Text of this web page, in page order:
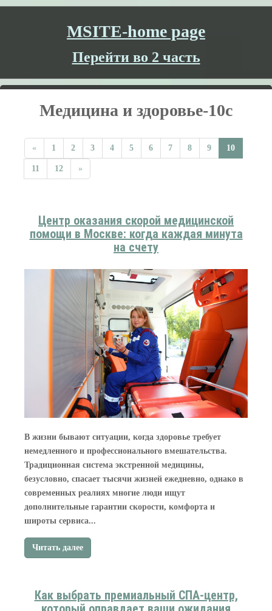
MSITE-home page
Перейти во 2 часть
Медицина и здоровье-10c
« 1 2 3 4 5 6 7 8 9 10
11 12 »
Центр оказания скорой медицинской
помощи в Москве: когда каждая минута
на счету
В жизни бывают ситуации, когда здоровье требует
немедленного и профессионального вмешательства.
Традиционная система экстренной медицины,
безусловно, спасает тысячи жизней ежедневно, однако в
современных реалиях многие люди ищут
дополнительные гарантии скорости, комфорта и
широты сервиса...
Читать далее
Как выбрать премиальный СПА-центр,